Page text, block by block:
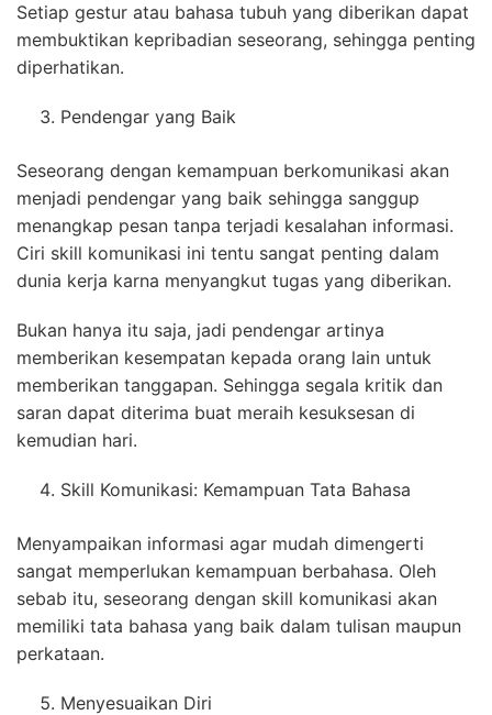
Setiap gestur atau bahasa tubuh yang diberikan dapat
membuktikan kepribadian seseorang, sehingga penting
diperhatikan.
Pendengar yang Baik
Seseorang dengan kemampuan berkomunikasi akan
menjadi pendengar yang baik sehingga sanggup
menangkap pesan tanpa terjadi kesalahan informasi.
Ciri skill komunikasi ini tentu sangat penting dalam
dunia kerja karna menyangkut tugas yang diberikan.
Bukan hanya itu saja, jadi pendengar artinya
memberikan kesempatan kepada orang lain untuk
memberikan tanggapan. Sehingga segala kritik dan
saran dapat diterima buat meraih kesuksesan di
kemudian hari.
Skill Komunikasi: Kemampuan Tata Bahasa
Menyampaikan informasi agar mudah dimengerti
sangat memperlukan kemampuan berbahasa. Oleh
sebab itu, seseorang dengan skill komunikasi akan
memiliki tata bahasa yang baik dalam tulisan maupun
perkataan.
Menyesuaikan Diri